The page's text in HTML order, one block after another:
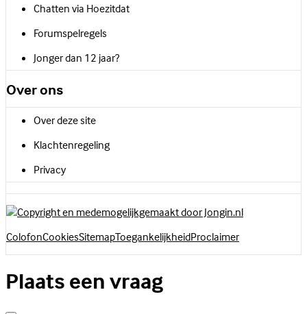
Chatten via Hoezitdat
Forumspelregels
Jonger dan 12 jaar?
Over ons
Over deze site
Klachtenregeling
Privacy
ColofonCookiesSitemapToegankelijkheidProclaimer
Plaats een vraag